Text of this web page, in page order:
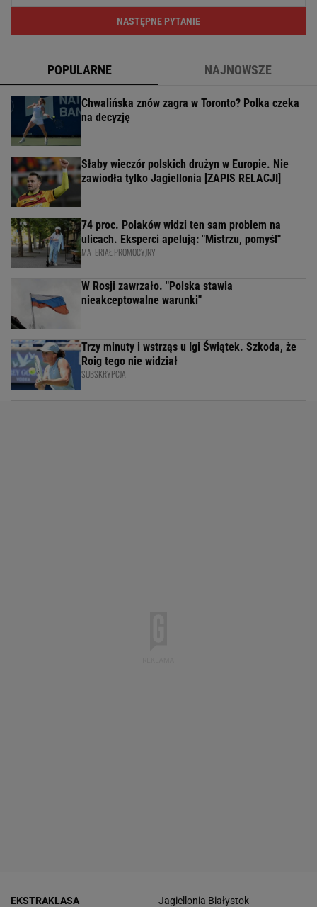
NASTĘPNE PYTANIE
POPULARNE NAJNOWSZE
Chwalińska znów zagra w Toronto? Polka czeka
na decyzję
Słaby wieczór polskich drużyn w Europie. Nie
zawiodła tylko Jagiellonia [ZAPIS RELACJI]
74 proc. Polaków widzi ten sam problem na
ulicach. Eksperci apelują: "Mistrzu, pomyśl"
MATERIAŁ PROMOCYJNY
W Rosji zawrzało. "Polska stawia
nieakceptowalne warunki"
Trzy minuty i wstrząs u Igi Świątek. Szkoda, że
Roig tego nie widział
SUBSKRYPCJA
EKSTRAKLASA Jagiellonia Białystok